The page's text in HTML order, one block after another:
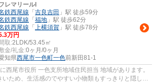
レマリールI
鉄西尾線 「 吉良吉田 」駅 徒歩59分
鉄西尾線 「 福地 」駅 徒歩62分
鉄西尾線 「 上横須賀 」駅 徒歩78分
万円
間取:2LDK/53.45㎡
金/礼金:0ヶ月/0ヶ月
知県西尾市一色町一色前新田81-1
西尾市役所 一色支所地域住民担当 地域があります。
いため、生活感のでやすい小物類もすっきりと隠して